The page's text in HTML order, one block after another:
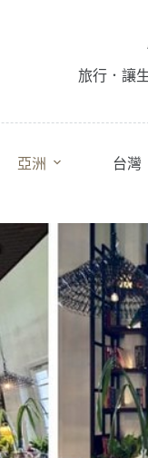
旅行．讓
亞洲 台灣